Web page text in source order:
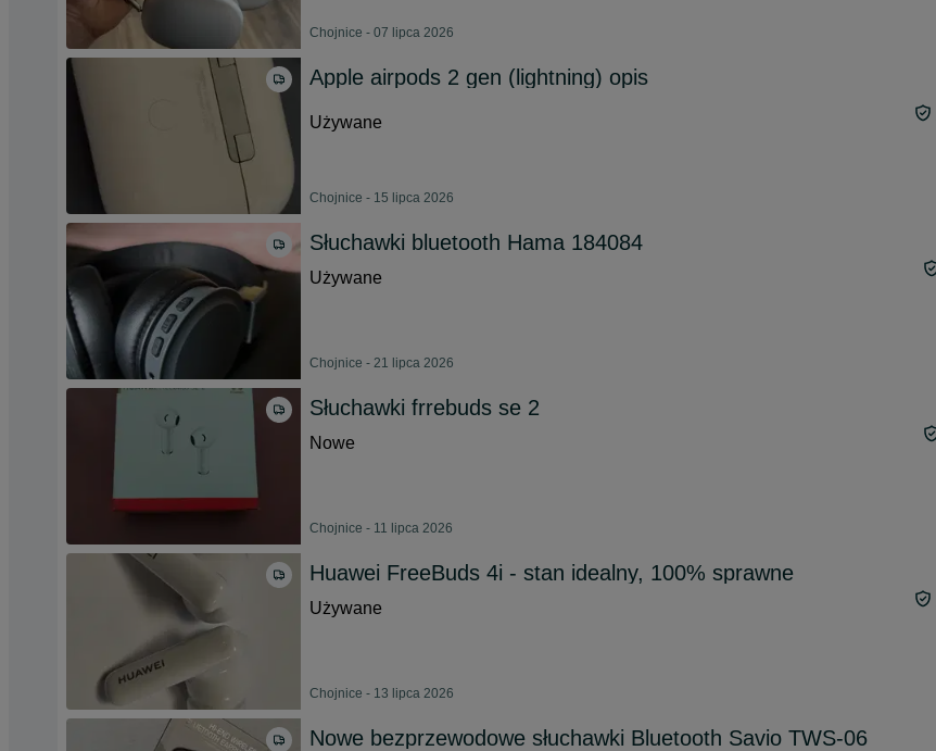
Chojnice - 07 lipca 2026
Apple airpods 2 gen (lightning) opis
Używane
Chojnice - 15 lipca 2026
Słuchawki bluetooth Hama 184084
Używane
Chojnice - 21 lipca 2026
Słuchawki frrebuds se 2
Nowe
Chojnice - 11 lipca 2026
Huawei FreeBuds 4i - stan idealny, 100% sprawne
Używane
Chojnice - 13 lipca 2026
Nowe bezprzewodowe słuchawki Bluetooth Savio TWS-06